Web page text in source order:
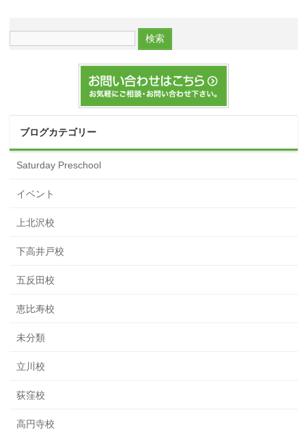
ブログカテゴリー
Saturday Preschool
イベント
上北沢校
下高井戸校
五反田校
恵比寿校
未分類
立川校
荻窪校
高円寺校